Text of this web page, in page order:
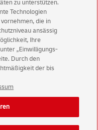
einen5 € Gutschein
Deutsche Post AG
Hinweise
zu unterstützen.
Technologien
die in
ansässig
Ihre
„Einwilligungs-
Durch den
der bis